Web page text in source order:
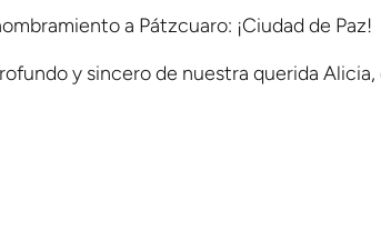
a Pátzcuaro: ¡Ciudad de Paz!
y sincero de nuestra querida